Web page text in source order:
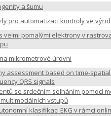
a šumu
pro automatizaci kontroly ve
velmi pomalými elektrony v
mikrometrové úrovni
assessment based on time-spatial
QRS signals
se srdečním selháním pomocí
vstupů
klasifikaci EKG v rámci